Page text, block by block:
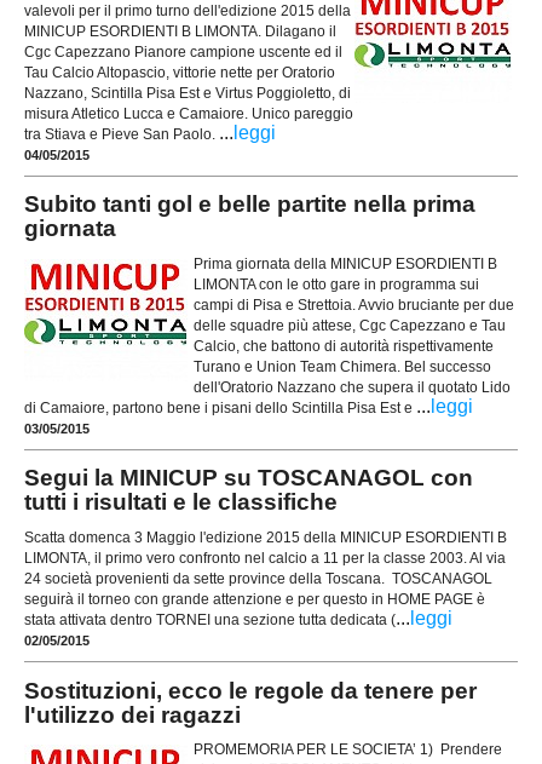
valevoli per il primo turno dell'edizione 2015 della
MINICUP ESORDIENTI B LIMONTA. Dilagano il
Cgc Capezzano Pianore campione uscente ed il
Tau Calcio Altopascio, vittorie nette per Oratorio
Nazzano, Scintilla Pisa Est e Virtus Poggioletto, di
misura Atletico Lucca e Camaiore. Unico pareggio
tra Stiava e Pieve San Paolo. ... leggi
04/05/2015
Subito tanti gol e belle partite nella prima
giornata
Prima giornata della MINICUP ESORDIENTI B
LIMONTA con le otto gare in programma sui
campi di Pisa e Strettoia. Avvio bruciante per due
delle squadre più attese, Cgc Capezzano e Tau
Calcio, che battono di autorità rispettivamente
Turano e Union Team Chimera. Bel successo
dell'Oratorio Nazzano che supera il quotato Lido
di Camaiore, partono bene i pisani dello Scintilla Pisa Est e ... leggi
03/05/2015
Segui la MINICUP su TOSCANAGOL con
tutti i risultati e le classifiche
Scatta domenca 3 Maggio l'edizione 2015 della MINICUP ESORDIENTI B
LIMONTA, il primo vero confronto nel calcio a 11 per la classe 2003. Al via
24 società provenienti da sette province della Toscana. TOSCANAGOL
seguirà il torneo con grande attenzione e per questo in HOME PAGE è
stata attivata dentro TORNEI una sezione tutta dedicata (... leggi
02/05/2015
Sostituzioni, ecco le regole da tenere per
l'utilizzo dei ragazzi
PROMEMORIA PER LE SOCIETA’ 1) Prendere